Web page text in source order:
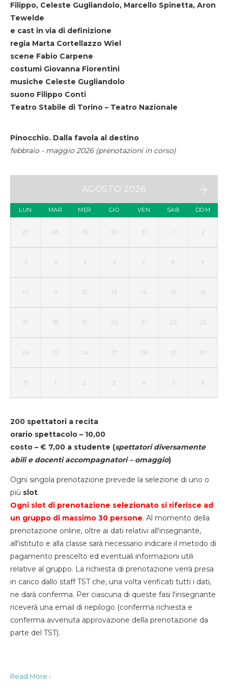
Filippo, Celeste Gugliandolo, Marcello Spinetta, Aron
Tewelde
e cast in via di definizione
regia Marta Cortellazzo Wiel
scene Fabio Carpene
costumi Giovanna Fiorentini
musiche Celeste Gugliandolo
suono Filippo Conti
Teatro Stabile di Torino – Teatro Nazionale
Pinocchio. Dalla favola al destino
febbraio - maggio 2026 (prenotazioni in corso)
AGOSTO 2026
LUN MAR MER GIO VEN SAB DOM
27 28 29 30 31 1 2
3 4 5 6 7 8 9
10 11 12 13 14 15 16
17 18 19 20 21 22 23
24 25 26 27 28 29 30
31 1 2 3 4 5 6
200 spettatori a recita
orario spettacolo – 10,00
costo – € 7,00 a studente (spettatori diversamente
abili e docenti accompagnatori – omaggio)
Ogni singola prenotazione prevede la selezione di uno o
più slot.
Ogni slot di prenotazione selezionato si riferisce ad
un gruppo di massimo 30 persone. Al momento della
prenotazione online, oltre ai dati relativi all'insegnante,
all'istituto e alla classe sarà necessario indicare il metodo di
pagamento prescelto ed eventuali informazioni utili
relative al gruppo. La richiesta di prenotazione verrà presa
in carico dallo staff TST che, una volta verificati tutti i dati,
ne darà conferma. Per ciascuna di queste fasi l'insegnante
riceverà una email di riepilogo (conferma richiesta e
conferma avvenuta approvazione della prenotazione da
parte del TST).
Read More ›